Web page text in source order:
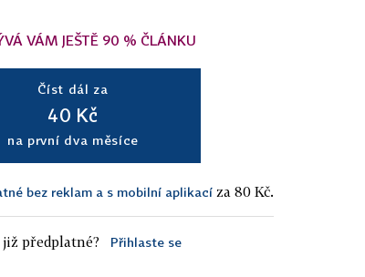
VÁM JEŠTĚ 90 % ČLÁNKU
Číst dál za
40 Kč
na první dva měsíce
bez reklam a s mobilní aplikací za 80 Kč.
předplatné? Přihlaste se